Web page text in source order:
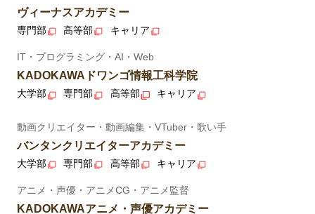
ヴィーナスアカデミー
専門部 高等部 キャリア
IT・プログラミング・AI・Web
KADOKAWAドワンゴ情報工科学院
大学部 専門部 高等部 キャリア
動画クリエイター・動画編集・VTuber・歌い手
バンタンクリエイターアカデミー
大学部 専門部 高等部 キャリア
アニメ・声優・アニメCG・アニメ監督
KADOKAWAアニメ・声優アカデミー